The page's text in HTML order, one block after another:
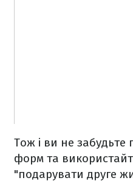
Тож і ви не забудьте
форм та
"подарувати друге